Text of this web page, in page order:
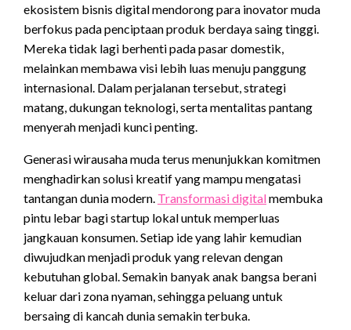
ekosistem bisnis digital mendorong para inovator muda
berfokus pada penciptaan produk berdaya saing tinggi.
Mereka tidak lagi berhenti pada pasar domestik,
melainkan membawa visi lebih luas menuju panggung
internasional. Dalam perjalanan tersebut, strategi
matang, dukungan teknologi, serta mentalitas pantang
menyerah menjadi kunci penting.
Generasi wirausaha muda terus menunjukkan komitmen
menghadirkan solusi kreatif yang mampu mengatasi
tantangan dunia modern. Transformasi digitalmembuka
pintu lebar bagi startup lokal untuk memperluas
jangkauan konsumen. Setiap ide yang lahir kemudian
diwujudkan menjadi produk yang relevan dengan
kebutuhan global. Semakin banyak anak bangsa berani
keluar dari zona nyaman, sehingga peluang untuk
bersaing di kancah dunia semakin terbuka.